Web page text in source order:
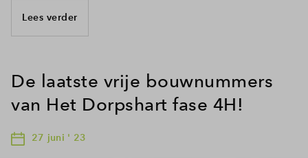
Lees verder
De laatste vrije bouwnummers
van Het Dorpshart fase 4H!
27 juni ' 23